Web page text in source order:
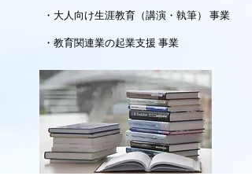
・大人向け生涯教育（講演・執筆） 事業
・教育関連業の起業支援 事業 ​